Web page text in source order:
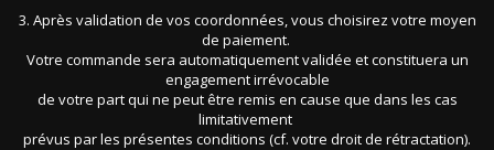
3. Après validation de vos coordonnées, vous choisirez votre moyen
de paiement.
Votre commande sera automatiquement validée et constituera un
engagement irrévocable
de votre part qui ne peut être remis en cause que dans les cas
limitativement
prévus par les présentes conditions (cf. votre droit de rétractation).